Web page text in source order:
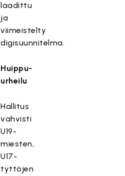
laadittu
ja
viimeistelty
digisuunnitelma.
Huippu-
urheilu
Hallitus
vahvisti
U19-
miesten,
U17-
tyttöjen